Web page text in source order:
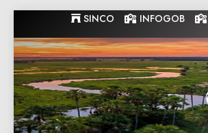
to
content
SINCO INFOGOB
de